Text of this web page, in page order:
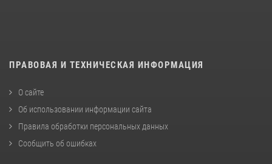
ПРАВОВАЯ И ТЕХНИЧЕСКАЯ ИНФОРМАЦИЯ
О сайте
Об использовании информации сайта
Правила обработки персональных данных
Сообщить об ошибках